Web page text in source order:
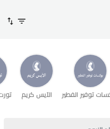
توفير الفطير الآيس كريم